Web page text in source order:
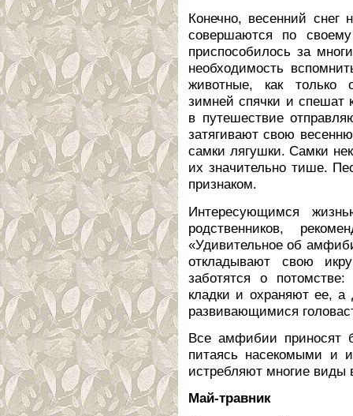
Конечно, весенний снег
совершаются по
приспособилось за
необходимость
животные, как только
зимней спячки и спешат
в путешествие
затягивают свою
самки лягушки. Самки
их значительно тише.
признаком.
Интересующимся
родственников,
«Удивительное об
откладывают свою
заботятся о
кладки и охраняют ее, а
развивающимися
Все амфибии приносят
питаясь насекомыми и
истребляют многие виды
Май-травник